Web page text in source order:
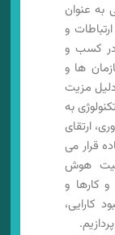
به عنوان
و
کسب و
ها و
مزیت
به
ارتقای
قرار می
هوش
کارها و
کارایی،